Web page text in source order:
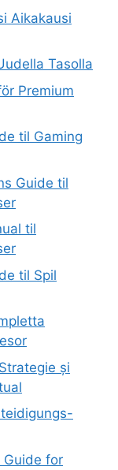
Aikakausi
Tasolla
Premium
til Gaming
Guide til
til
til Spil
și
Guide for